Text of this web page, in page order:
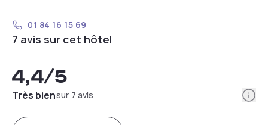
01 84 16 15 69
7 avis sur cet hôtel
4,4/5
Très biensur 7 avis